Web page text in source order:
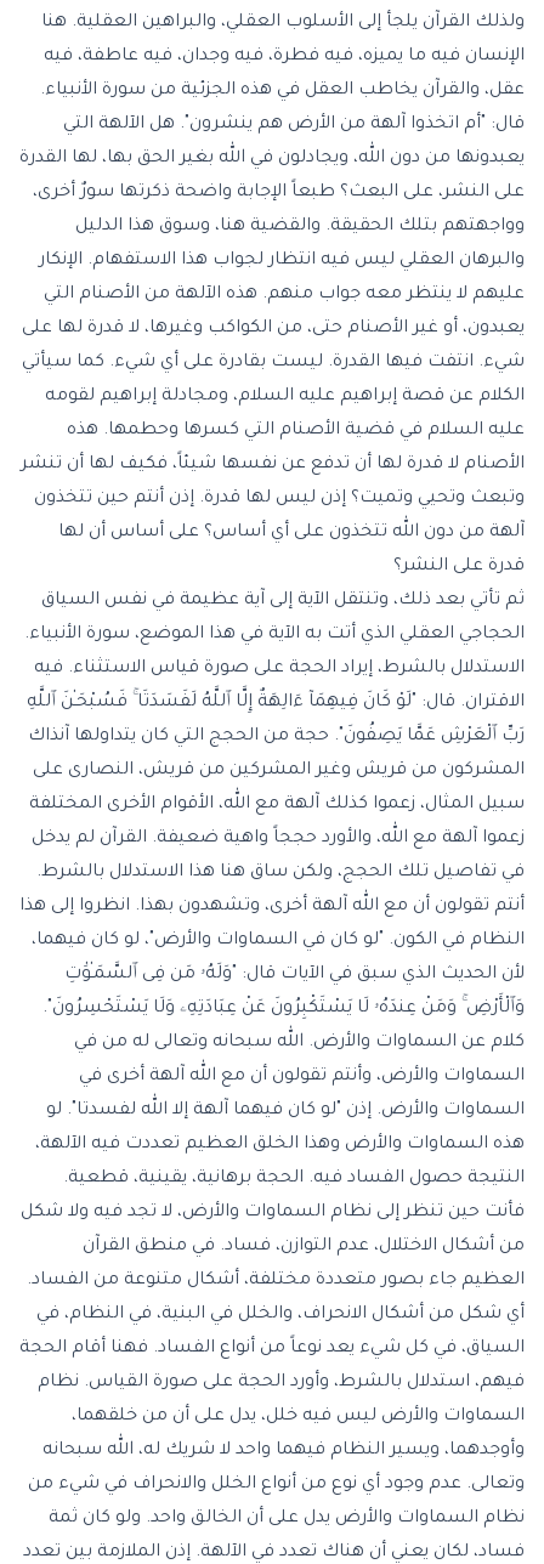
ولذلك القرآن يلجأ إلى الأسلوب العقلي، والبراهين العقلية. هنا
الإنسان فيه ما يميزه، فيه فطرة، فيه وجدان، فيه عاطفة، فيه
عقل، والقرآن يخاطب العقل في هذه الجزئية من سورة الأنبياء.
قال: "أم اتخذوا آلهة من الأرض هم ينشرون". هل الآلهة التي
يعبدونها من دون الله، ويجادلون في الله بغير الحق بها، لها القدرة
على النشر، على البعث؟ طبعاً الإجابة واضحة ذكرتها سورٌ أخرى،
وواجهتهم بتلك الحقيقة. والقضية هنا، وسوق هذا الدليل
والبرهان العقلي ليس فيه انتظار لجواب هذا الاستفهام. الإنكار
عليهم لا ينتظر معه جواب منهم. هذه الآلهة من الأصنام التي
يعبدون، أو غير الأصنام حتى، من الكواكب وغيرها، لا قدرة لها على
شيء. انتفت فيها القدرة. ليست بقادرة على أي شيء. كما سيأتي
الكلام عن قصة إبراهيم عليه السلام، ومجادلة إبراهيم لقومه
عليه السلام في قضية الأصنام التي كسرها وحطمها. هذه
الأصنام لا قدرة لها أن تدفع عن نفسها شيئاً، فكيف لها أن تنشر
وتبعث وتحيي وتميت؟ إذن ليس لها قدرة. إذن أنتم حين تتخذون
آلهة من دون الله تتخذون على أي أساس؟ على أساس أن لها
قدرة على النشر؟
ثم تأتي بعد ذلك، وتنتقل الآية إلى آية عظيمة في نفس السياق
الحجاجي العقلي الذي أتت به الآية في هذا الموضع، سورة الأنبياء.
الاستدلال بالشرط، إيراد الحجة على صورة قياس الاستثناء. فيه
الاقتران. قال: "لَوْ كَانَ فِيهِمَآ ءَالِهَةٌ إِلَّا ٱللَّهُ لَفَسَدَتَا ۚ فَسُبْحَـٰنَ ٱللَّهِ
رَبِّ ٱلْعَرْشِ عَمَّا يَصِفُونَ". حجة من الحجج التي كان يتداولها آنذاك
المشركون من قريش وغير المشركين من قريش، النصارى على
سبيل المثال، زعموا كذلك آلهة مع الله، الأقوام الأخرى المختلفة
زعموا آلهة مع الله، والأورد حججاً واهية ضعيفة. القرآن لم يدخل
في تفاصيل تلك الحجج، ولكن ساق هنا هذا الاستدلال بالشرط.
أنتم تقولون أن مع الله آلهة أخرى، وتشهدون بهذا. انظروا إلى هذا
النظام في الكون. "لو كان في السماوات والأرض"، لو كان فيهما،
لأن الحديث الذي سبق في الآيات قال: "وَلَهُۥ مَن فِى ٱلسَّمَـٰوَٰتِ
وَٱلْأَرْضِ ۚ وَمَنْ عِندَهُۥ لَا يَسْتَكْبِرُونَ عَنْ عِبَادَتِهِۦ وَلَا يَسْتَحْسِرُونَ".
كلام عن السماوات والأرض. الله سبحانه وتعالى له من في
السماوات والأرض، وأنتم تقولون أن مع الله آلهة أخرى في
السماوات والأرض. إذن " لو كان فيهما آلهة إلا الله لفسدتا ". لو
هذه السماوات والأرض وهذا الخلق العظيم تعددت فيه الآلهة،
النتيجة حصول الفساد فيه. الحجة برهانية، يقينية، قطعية.
فأنت حين تنظر إلى نظام السماوات والأرض، لا تجد فيه ولا شكل
من أشكال الاختلال، عدم التوازن، فساد. في منطق القرآن
العظيم جاء بصور متعددة مختلفة، أشكال متنوعة من الفساد.
أي شكل من أشكال الانحراف، والخلل في البنية، في النظام، في
السياق، في كل شيء يعد نوعاً من أنواع الفساد. فهنا أقام الحجة
فيهم، استدلال بالشرط، وأورد الحجة على صورة القياس. نظام
السماوات والأرض ليس فيه خلل، يدل على أن من خلقهما،
وأوجدهما، ويسير النظام فيهما واحد لا شريك له، الله سبحانه
وتعالى. عدم وجود أي نوع من أنواع الخلل والانحراف في شيء من
نظام السماوات والأرض يدل على أن الخالق واحد. ولو كان ثمة
فساد، لكان يعني أن هناك تعدد في الآلهة. إذن الملازمة بين تعدد